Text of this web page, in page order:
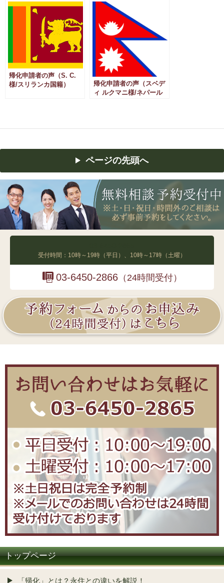
帰化申請者の声（S. C.
様/スリランカ国籍）
帰化申請者の声（スベデ
ィ ルクマニ様/ネパール
ページの先頭へ
受付時間：10時～19時（平日）、10時～17時（土曜）
03-6450-2866（24時間受付）
トップページ
「帰化」とは？永住との違いを解説！